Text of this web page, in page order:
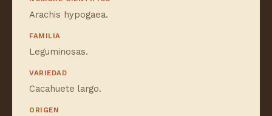
Arachis hypogaea.
FAMILIA
Leguminosas.
VARIEDAD
Cacahuete largo.
ORIGEN